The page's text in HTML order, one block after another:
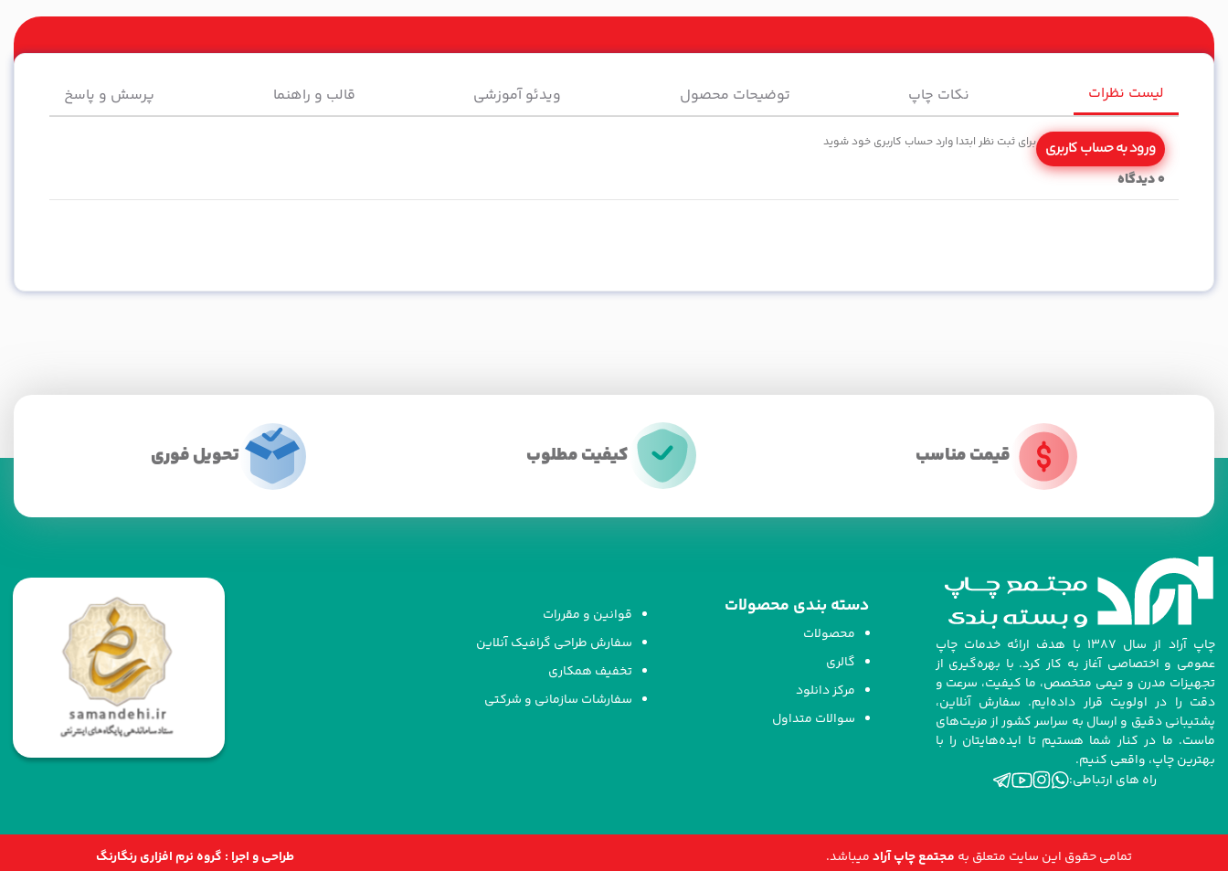
لیست نظرات نکات چاپ توضیحات محصول ویدئو آموزشی قالب و راهنما پرسش و پاسخ
برای ثبت نظر ابتدا وارد حساب کاربری خود شوید ورود به حساب کاربری
0دیدگاه
قیمت مناسب کیفیت مطلوب تحویل فوری
چاپ آراد از سال ۱۳۸۷ با هدف ارائه خدمات چاپ
عمومی و اختصاصی آغاز به کار کرد. با بهره‌گیری از
تجهیزات مدرن و تیمی متخصص، ما کیفیت، سرعت و
دقت را در اولویت قرار داده‌ایم. سفارش آنلاین،
پشتیبانی دقیق و ارسال به سراسر کشور از مزیت‌های
ماست. ما در کنار شما هستیم تا ایده‌هایتان را با
بهترین چاپ، واقعی کنیم.
راه های ارتباطی:
دسته بندی محصولات
محصولات
گالری
مرکز دانلود
سوالات متداول
قوانین و مقررات
سفارش طراحی گرافیک آنلاین
تخفیف همکاری
سفارشات سازمانی و شرکتی
تمامی حقوق این سایت متعلق به مجتمع چاپ آرادمیباشد. طراحی و اجرا : گروه نرم افزاری رنگارنگ